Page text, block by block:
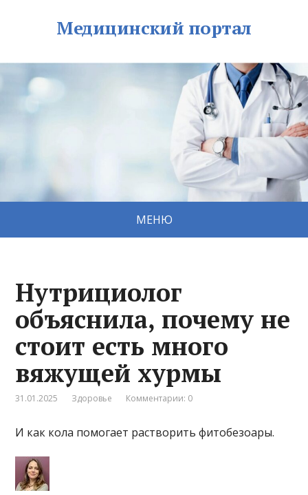
Медицинский портал
МЕНЮ
Нутрициолог
объяснила, почему не
стоит есть много
вяжущей хурмы
31.01.2025 Здоровье Комментарии: 0
И как кола помогает растворить фитобезоары.